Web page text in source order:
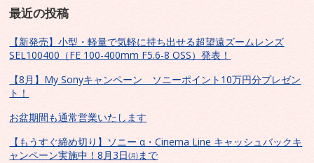
最近の投稿
【新発売】小型・軽量で気軽に持ち出せる超望遠ズームレンズ
SEL100400（FE 100-400mm F5.6-8 OSS）発表！
【8月】My Sonyキャンペーン ソニーポイント10万円分プレゼン
ト！
お盆期間も通常営業いたします
【もうすぐ締め切り】ソニー α・Cinema Line キャッシュバックキ
ャンペーン実施中！8月3日㈪まで